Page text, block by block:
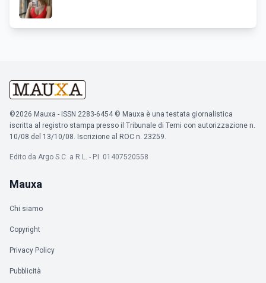
©2026 Mauxa - ISSN 2283-6454 © Mauxa è una testata giornalistica
iscritta al registro stampa presso il Tribunale di Terni con autorizzazione n.
10/08 del 13/10/08. Iscrizione al ROC n. 23259.
Edito da Argo S.C. a R.L. - P.I. 01407520558
Mauxa
Chi siamo
Copyright
Privacy Policy
Pubblicità